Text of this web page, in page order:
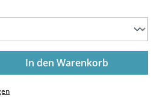
Gib den gewünschten
In den Warenkorb